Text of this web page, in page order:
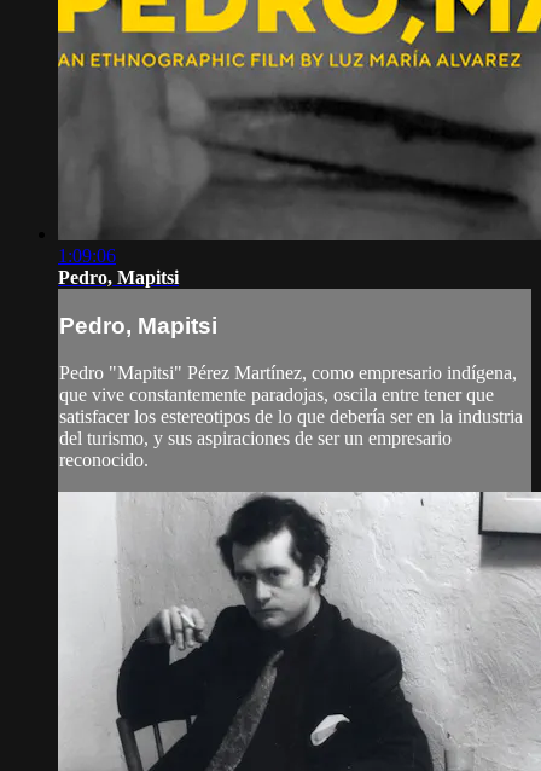
1:09:06
Pedro, Mapitsi
Pedro, Mapitsi
Pedro "Mapitsi" Pérez Martínez, como empresario indígena,
que vive constantemente paradojas, oscila entre tener que
satisfacer los estereotipos de lo que debería ser en la industria
del turismo, y sus aspiraciones de ser un empresario
reconocido.